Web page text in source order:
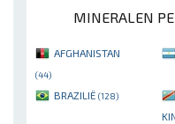
MINERALEN
AFGHANISTAN
(44)
BRAZILIË (128)